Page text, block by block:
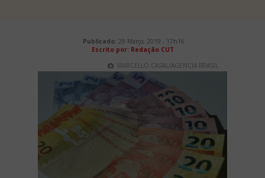
Publicado: 29 Março, 2019 - 17h16
Escrito por: Redação CUT
MARCELLO CASAL/AGENCIA BRASIL